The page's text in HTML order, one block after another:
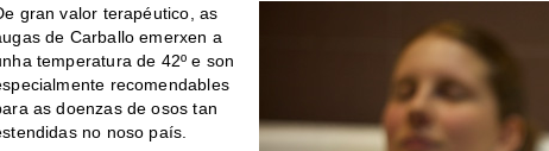
gran valor terapéutico, as
de Carballo emerxen a
temperatura de 42º e son
recomendables
as doenzas de osos tan
no noso país.